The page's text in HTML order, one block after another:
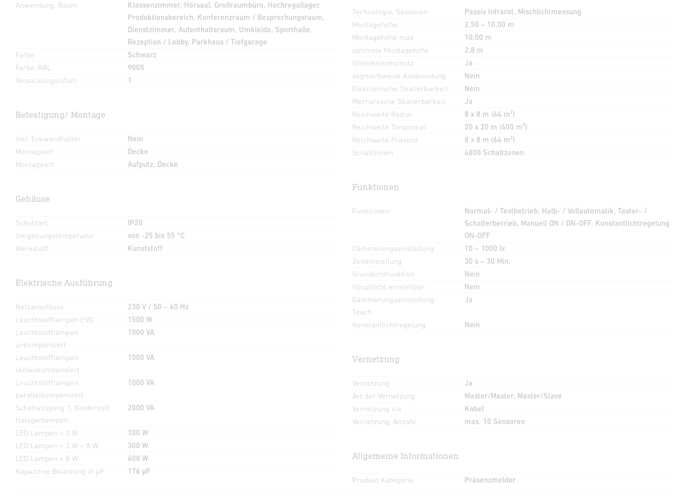
Anwendung, Raum
Klassenzimmer, Hörsaal, Großraumbüro, Hochregallager,
Produktionsbereich, Konferenzraum / Besprechungsraum,
Dienstzimmer, Aufenthaltsraum, Umkleide, Sporthalle,
Rezeption / Lobby, Parkhaus / Tiefgarage
Farbe
Schwarz
Farbe, RAL
9005
Verpackungsinhalt
1
Befestigung/ Montage
Inkl. Eckwandhalter
Nein
Montageort
Decke
Montageart
Aufputz, Decke
Gehäuse
Schutzart
IP20
Umgebungstemperatur
von -25 bis 55 °C
Werkstoff
Kunststoff
Elektrische Ausführung
Netzanschluss
230 V / 50 – 60 Hz
Leuchtstofflampen EVG
1500 W
Leuchtstofflampen
unkompensiert
1000 VA
Leuchtstofflampen
reihenkompensiert
1000 VA
Leuchtstofflampen
parallelkompensiert
1000 VA
Schaltausgang 1, Niedervolt
Halogenlampen
2000 VA
LED Lampen < 2 W
100 W
LED Lampen > 2 W < 8 W
300 W
LED Lampen > 8 W
600 W
Kapazitive Belastung in μF
176 µF
Technologie, Sensoren
Passiv Infrarot, Mischlichtmessung
Montagehöhe
2,50 – 10,00 m
Montagehöhe max
10,00 m
optimale Montagehöhe
2,8 m
Unterkriechschutz
Ja
segmentweise Ausblendung
Nein
Elektronische Skalierbarkeit
Nein
Mechanische Skalierbarkeit
Ja
Reichweite Radial
8 x 8 m (64 m²)
Reichweite Tangential
20 x 20 m (400 m²)
Reichweite Präsenz
8 x 8 m (64 m²)
Schaltzonen
4800 Schaltzonen
Funktionen
Funktionen
Normal- / Testbetrieb, Halb- / Vollautomatik, Taster- /
Schalterbetrieb, Manuell ON / ON-OFF, Konstantlichtregelung
ON-OFF
Dämmerungseinstellung
10 – 1000 lx
Zeiteinstellung
30 s – 30 Min.
Grundlichtfunktion
Nein
Hauptlicht einstellbar
Nein
Dämmerungseinstellung
Teach
Ja
Konstantlichtregelung Nein
Vernetzung
Vernetzung
Ja
Art der Vernetzung
Master/Master, Master/Slave
Vernetzung via
Kabel
Vernetzung, Anzahl
max. 10 Sensoren
Allgemeine Informationen
Produkt Kategorie Präsenzmelder